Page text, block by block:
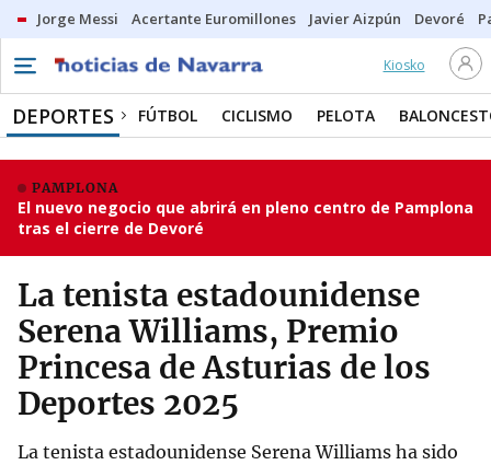
Jorge Messi Acertante Euromillones Javier Aizpún Devoré
Kiosko
DEPORTES FÚTBOL CICLISMO PELOTA
PAMPLONA
El nuevo negocio que abrirá en pleno centro de Pamplona
tras el cierre de Devoré
La tenista estadounidense
Serena Williams, Premio
Princesa de Asturias de los
Deportes 2025
La tenista estadounidense Serena Williams ha sido